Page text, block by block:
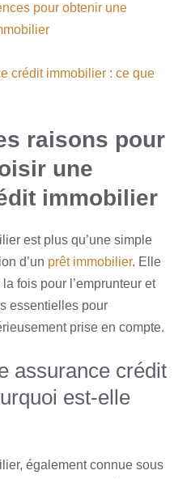
pour obtenir une
crédit immobilier : ce que
raisons pour
une
immobilier
est plus qu’une simple
d’un prêt immobilier. Elle
fois pour l’emprunteur et
essentielles pour
prise en compte.
assurance crédit
est-elle
également connue sous